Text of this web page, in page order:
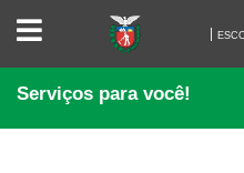
ESCOLA
GESTÃO
DO
PARANÁ
Serviços para você!